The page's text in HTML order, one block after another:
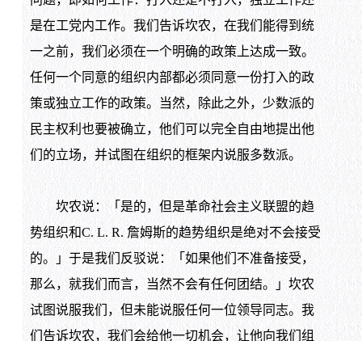
是在工党内工作。我们告诉坎农，在我们能得到统
一之前，我们必须在一个明确的政策上达成一致。
任何一个同意的组织内部都必须同意一份打入的政
策或独立工作的政策。当然，除此之外，少数派的
民主权利也要被确立，他们可以完全自由地提出他
们的立场，并试图在组织的框架内说服多数派。
坎农说：「是的，但是革命社会主义联盟的趋
势组织和C. L. R. 詹姆斯的趋势组织是绝对不会接受
的。」于是我们反驳说：「如果他们不准备接受，
那么，就我们而言，当然不会有任何团结。」坎农
试图说服我们，但未能说服任何一位领导同志。我
们告诉坎农，我们会给他一切机会，让他向我们组